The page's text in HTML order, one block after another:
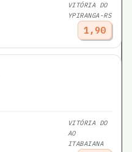
VITÓRIA DO
YPIRANGA-RS
1,90
VITÓRIA DO
AO
ITABAIANA